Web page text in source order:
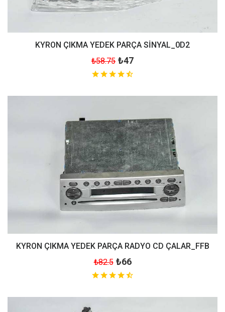
KYRON ÇIKMA YEDEK PARÇA SİNYAL_0D2
₺58.75 ₺47
KYRON ÇIKMA YEDEK PARÇA RADYO CD ÇALAR_FFB
₺82.5 ₺66